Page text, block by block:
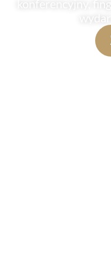
konferencyjny,